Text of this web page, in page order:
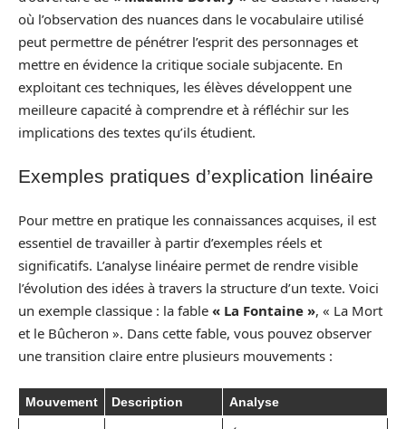
où l’observation des nuances dans le vocabulaire utilisé
peut permettre de pénétrer l’esprit des personnages et
mettre en évidence la critique sociale subjacente. En
exploitant ces techniques, les élèves développent une
meilleure capacité à comprendre et à réfléchir sur les
implications des textes qu’ils étudient.
Exemples pratiques d’explication linéaire
Pour mettre en pratique les connaissances acquises, il est
essentiel de travailler à partir d’exemples réels et
significatifs. L’analyse linéaire permet de rendre visible
l’évolution des idées à travers la structure d’un texte. Voici
un exemple classique : la fable « La Fontaine », « La Mort
et le Bûcheron ». Dans cette fable, vous pouvez observer
une transition claire entre plusieurs mouvements :
Mouvement Description Analyse